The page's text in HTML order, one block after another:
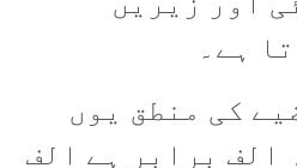
ہے۔
کی منطق یوں
الف برابر ہے الف